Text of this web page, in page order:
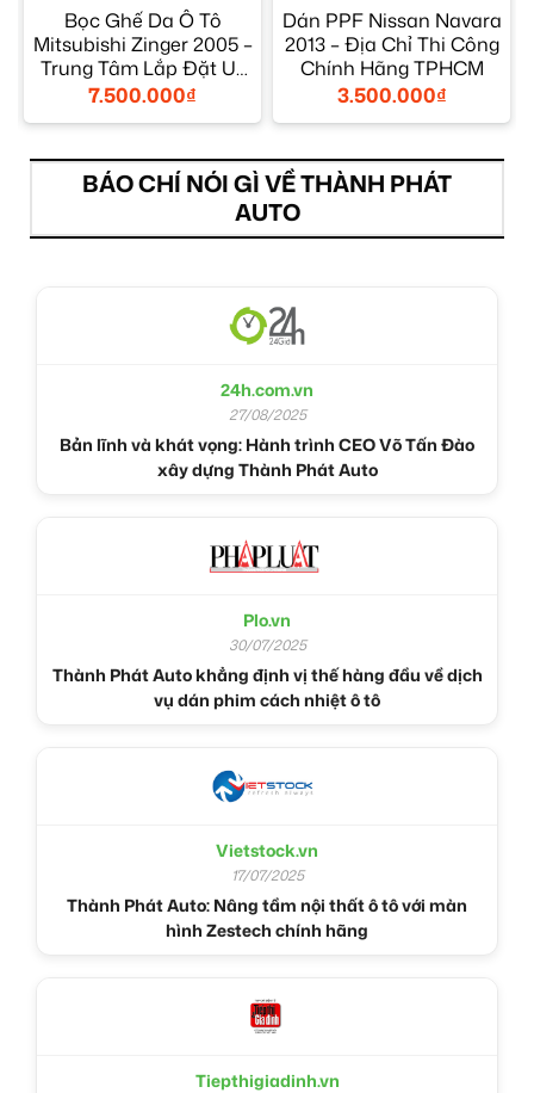
Bọc Ghế Da Ô Tô
Mitsubishi Zinger 2005 –
Trung Tâm Lắp Đặt Uy
Tín TPHCM
7.500.000₫
Dán PPF Nissan Navara
2013 – Địa Chỉ Thi Công
Chính Hãng TPHCM
3.500.000₫
BÁO CHÍ NÓI GÌ VỀ THÀNH PHÁT
AUTO
24h.com.vn
27/08/2025
Bản lĩnh và khát vọng: Hành trình CEO Võ Tấn Đào
xây dựng Thành Phát Auto
Plo.vn
30/07/2025
Thành Phát Auto khẳng định vị thế hàng đầu về dịch
vụ dán phim cách nhiệt ô tô
Vietstock.vn
17/07/2025
Thành Phát Auto: Nâng tầm nội thất ô tô với màn
hình Zestech chính hãng
Tiepthigiadinh.vn